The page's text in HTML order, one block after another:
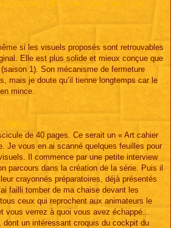
opinion car 100 euros restent une sacré
si les visuels proposés sont retrouvables
Elle est plus solide et mieux conçue que
1). Son mécanisme de fermeture
mais je doute qu’il tienne longtemps car le
mince.
de 40 pages. Ce serait un « Art cahier
Je vous en ai scanné quelques feuilles pour
Il commence par une petite interview
parcours dans la création de la série. Puis il
crayonnés préparatoires, déjà présentés
failli tomber de ma chaise devant les
ceux qui reprochent aux animateurs le
vous verrez à quoi vous avez échappé…
un intéressant croquis du cockpit du